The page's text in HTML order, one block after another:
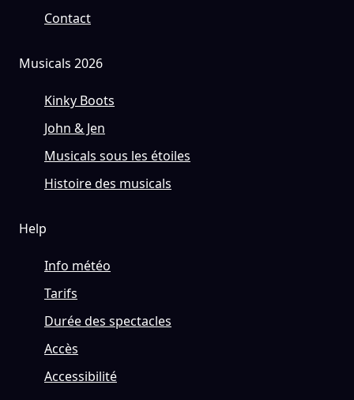
Contact
Musicals 2026
Kinky Boots
John & Jen
Musicals sous les étoiles
Histoire des musicals
Help
Info météo
Tarifs
Durée des spectacles
Accès
Accessibilité